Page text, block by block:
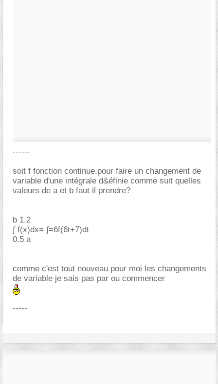
------
soit f fonction continue.pour faire un changement de
variable d'une intégrale d&éfinie comme suit quelles
valeurs de a et b faut il prendre?
b 1.2
∫ f(x)dx= ∫=6f(6t+7)dt
0.5 a
comme c'est tout nouveau pour moi les changements
de variable je sais pas par ou commencer
-----